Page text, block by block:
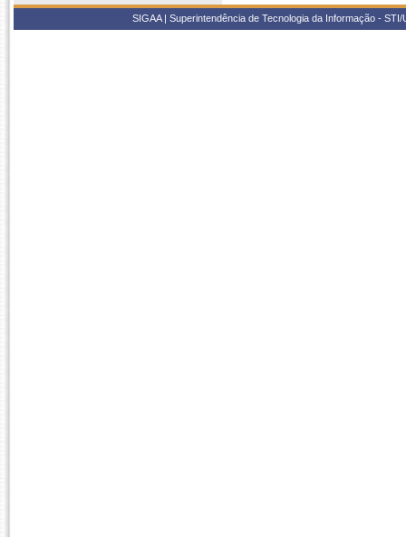
SIGAA | Superintendência de Tecnologia da Informação -